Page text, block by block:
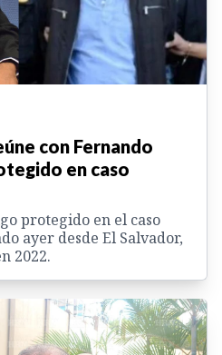
con Fernando
en caso
protegido en el caso
ayer desde El Salvador,
2022.